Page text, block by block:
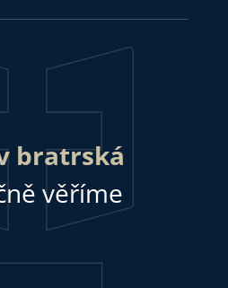
bratrská
věříme